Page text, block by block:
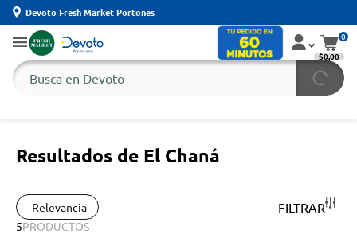
Devoto Fresh Market Portones
0
$0,00
Resultados de El Chaná
Relevancia FILTRAR
5PRODUCTOS